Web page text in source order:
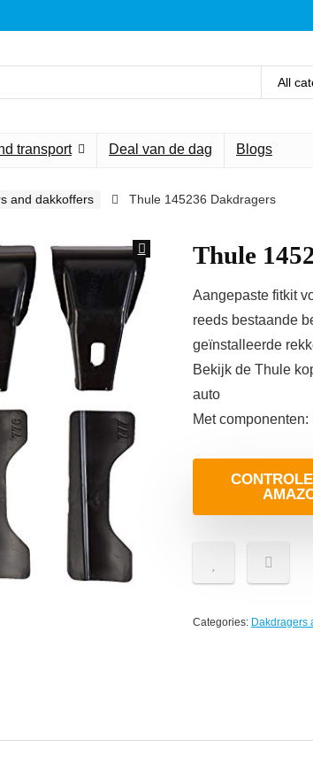
All
transport Deal van de dag Blogs
and dakkoffers Thule 145236 Dakdragers
Thule
Aangepaste fitkit
reeds bestaande
geïnstalleerde
Bekijk de Thule
auto
Met
Categories: Dakdragers